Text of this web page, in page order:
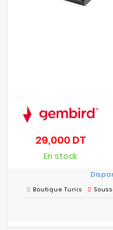
29,000 DTPrix
En stock
Boutique Tunis